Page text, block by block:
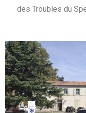
des Troubles du